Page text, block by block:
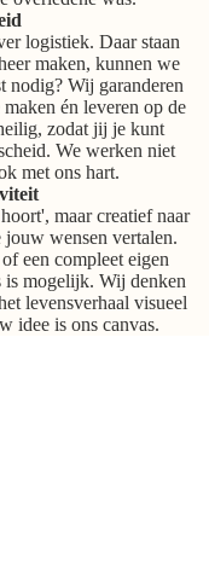
logistiek. Daar staan
maken, kunnen we
nodig? Wij garanderen
én leveren op de
zodat jij je kunt
We werken niet
met ons hart.
maar creatief naar
jouw wensen vertalen.
een compleet eigen
is mogelijk. Wij denken
levensverhaal visueel
idee is ons canvas.